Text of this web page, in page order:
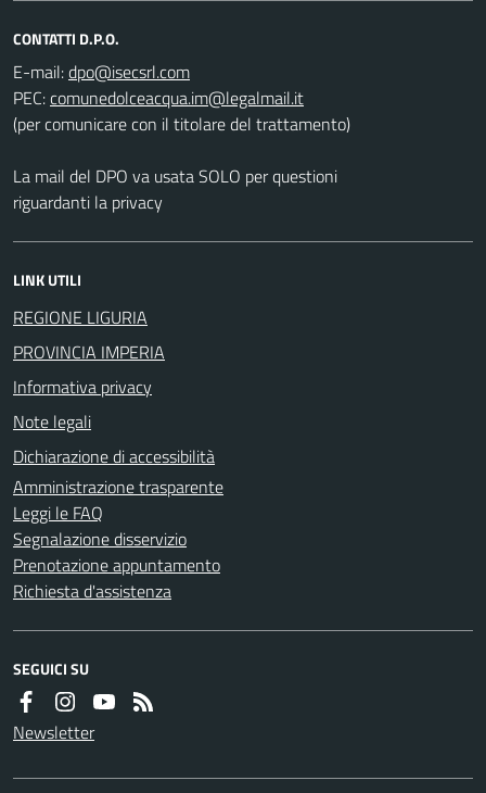
CONTATTI D.P.O.
E-mail:
PEC:
(per comunicare con il titolare del trattamento)
La mail del DPO va usata SOLO per questioni
riguardanti la privacy
LINK UTILI
REGIONE LIGURIA
PROVINCIA IMPERIA
Informativa privacy
Note legali
Dichiarazione di accessibilità
Amministrazione trasparente
Leggi le FAQ
Segnalazione disservizio
Prenotazione appuntamento
Richiesta d'assistenza
SEGUICI SU
Newsletter